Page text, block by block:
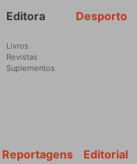
Rodapé Desporto
Editora
Livros
Revistas
Suplementos
Editorial
Reportagens